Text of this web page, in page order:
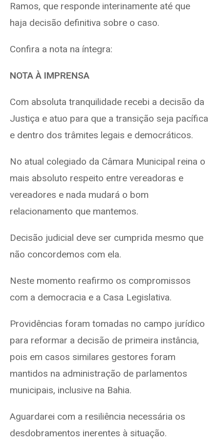
Ramos, que responde interinamente até que
haja decisão definitiva sobre o caso.
Confira a nota na íntegra:
NOTA À IMPRENSA
Com absoluta tranquilidade recebi a decisão da
Justiça e atuo para que a transição seja pacífica
e dentro dos trâmites legais e democráticos.
No atual colegiado da Câmara Municipal reina o
mais absoluto respeito entre vereadoras e
vereadores e nada mudará o bom
relacionamento que mantemos.
Decisão judicial deve ser cumprida mesmo que
não concordemos com ela.
Neste momento reafirmo os compromissos
com a democracia e a Casa Legislativa.
Providências foram tomadas no campo jurídico
para reformar a decisão de primeira instância,
pois em casos similares gestores foram
mantidos na administração de parlamentos
municipais, inclusive na Bahia.
Aguardarei com a resiliência necessária os
desdobramentos inerentes à situação.